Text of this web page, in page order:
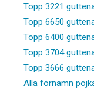
Topp 3221
Topp 6650
Topp 6400
Topp 3704
Topp 3666
Alla förnamn